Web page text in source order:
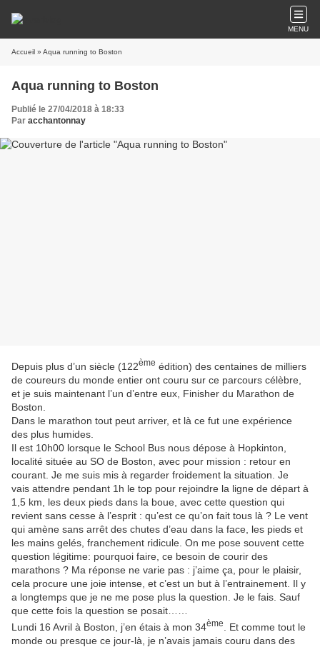
MENU
Accueil » Aqua running to Boston
Aqua running to Boston
Publié le 27/04/2018 à 18:33
Par acchantonnay
Depuis plus d’un siècle (122ème édition) des centaines de milliers
de coureurs du monde entier ont couru sur ce parcours célèbre,
et je suis maintenant l’un d’entre eux, Finisher du Marathon de
Boston.
Dans le marathon tout peut arriver, et là ce fut une expérience
des plus humides.
Il est 10h00 lorsque le School Bus nous dépose à Hopkinton,
localité située au SO de Boston, avec pour mission : retour en
courant. Je me suis mis à regarder froidement la situation. Je
vais attendre pendant 1h le top pour rejoindre la ligne de départ à
1,5 km, les deux pieds dans la boue, avec cette question qui
revient sans cesse à l’esprit : qu’est ce qu’on fait tous là ? Le vent
qui amène sans arrêt des chutes d’eau dans la face, les pieds et
les mains gelés, franchement ridicule. On me pose souvent cette
question légitime: pourquoi faire, ce besoin de courir des
marathons ? Ma réponse ne varie pas : j’aime ça, pour le plaisir,
cela procure une joie intense, et c’est un but à l’entrainement. Il y
a longtemps que je ne me pose plus la question. Je le fais. Sauf
que cette fois la question se posait……
Lundi 16 Avril à Boston, j’en étais à mon 34ème
. Et comme tout le
monde ou presque ce jour-là, je n’avais jamais couru dans des